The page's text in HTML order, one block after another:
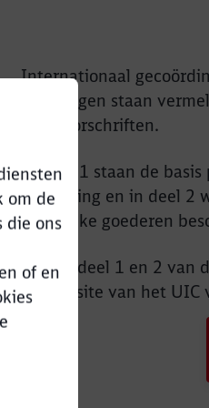
om de
die ons
of en
Internationaal
bepalingen staan
laadvoorschriften.
In deel 1 staan de
van lading en in deel 2
specifieke goederen
U kunt deel 1 en 2 van
de website van het UIC